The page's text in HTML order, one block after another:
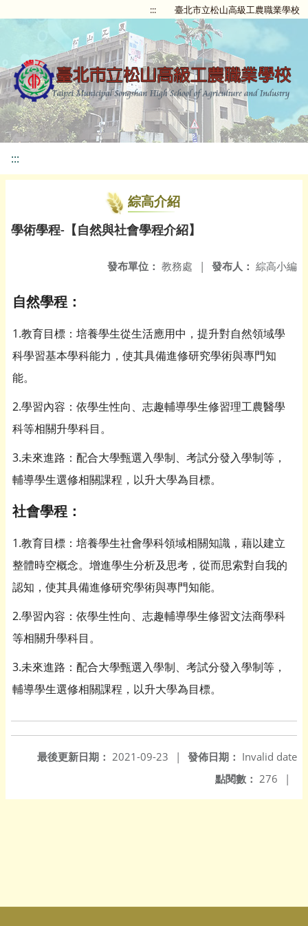
::: 臺北市立松山高級工農職業學校
:::
綜高介紹
學術學程-【自然與社會學程介紹】
發布人： 綜高小編
發布單位： 教務處 |
自然學程：
1.教育目標：培養學生從生活應用中，提升對自然領域學
科學習基本學科能力，使其具備進修研究學術與專門知
能。
2.學習內容：依學生性向、志趣輔導學生修習理工農醫學
科等相關升學科目。
3.未來進路：配合大學甄選入學制、考試分發入學制等，
輔導學生選修相關課程，以升大學為目標。
社會學程：
1.教育目標：培養學生社會學科領域相關知識，藉以建立
整體時空概念。增進學生分析及思考，從而思索對自我的
認知，使其具備進修研究學術與專門知能。
2.學習內容：依學生性向、志趣輔導學生修習文法商學科
等相關升學科目。
3.未來進路：配合大學甄選入學制、考試分發入學制等，
輔導學生選修相關課程，以升大學為目標。
發佈日期： Invalid date
最後更新日期： 2021-09-23
|
點閱數： 276 |